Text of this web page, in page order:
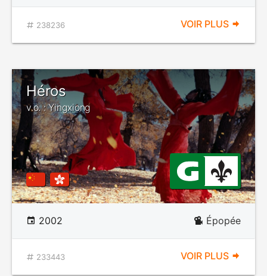
238236 VOIR PLUS
Héros
v.o. : Yingxiong
2002 Épopée
233443 VOIR PLUS